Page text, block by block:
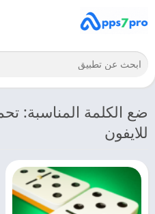
ضع الكلمة المناسبة:
للايفون